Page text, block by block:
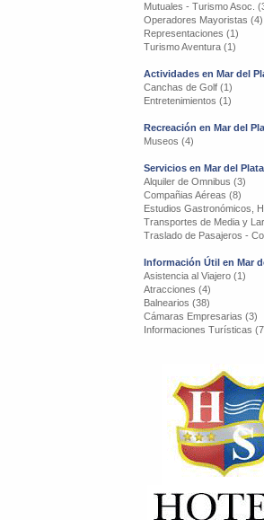
Mutuales - Turismo Asoc.
Operadores Mayoristas (4)
Representaciones (1)
Turismo Aventura (1)
Actividades en Mar del
Canchas de Golf (1)
Entretenimientos (1)
Recreación en Mar del
Museos (4)
Servicios en Mar del Plata
Alquiler de Omnibus (3)
Compañias Aéreas (8)
Estudios Gastronómicos,
Transportes de Media y
Traslado de Pasajeros -
Información Útil en Mar
Asistencia al Viajero (1)
Atracciones (4)
Balnearios (38)
Cámaras Empresarias (3)
Informaciones Turísticas